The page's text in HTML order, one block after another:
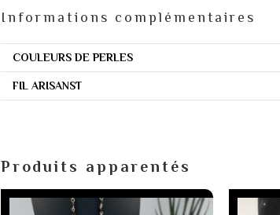
Informations complémentaires
COULEURS DE PERLES
FIL ARISANST
Produits apparentés